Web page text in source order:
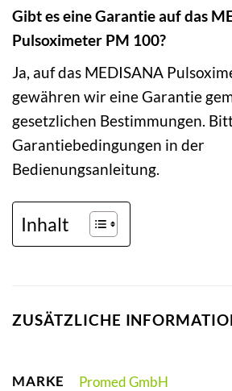
Gibt es eine Garantie auf das
Pulsoximeter PM 100?
Ja, auf das MEDISANA
gewähren wir eine Garantie
gesetzlichen Bestimmungen.
Garantiebedingungen in der
Bedienungsanleitung.
Inhalt
ZUSÄTZLICHE
MARKE Promed GmbH